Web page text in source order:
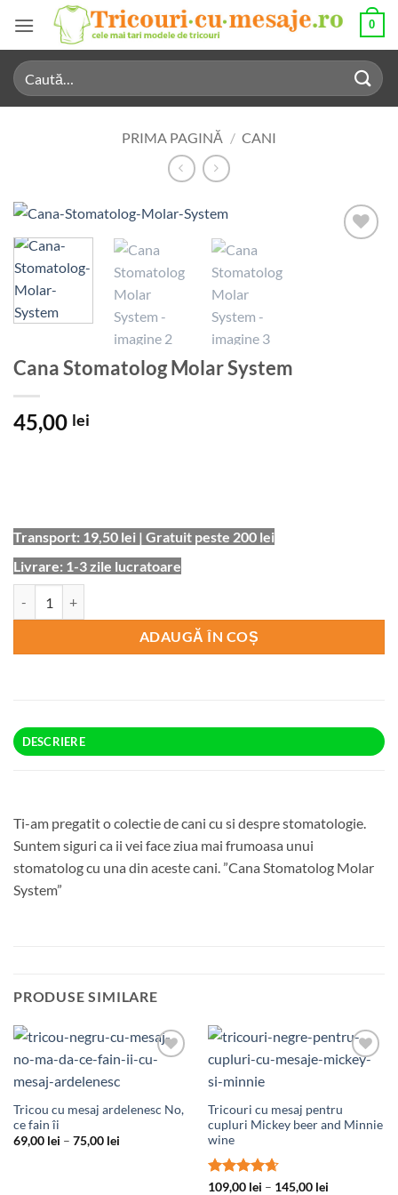
content
0
Caută
după:
PRIMA PAGINĂ / CANI
Cana Stomatolog Molar System
45,00 lei
Transport: 19,50 lei | Gratuit peste 200 lei
Livrare: 1-3 zile lucratoare
ADAUGĂ ÎN COȘ
DESCRIERE
Ti-am pregatit o colectie de cani cu si despre stomatologie.
Suntem siguri ca ii vei face ziua mai frumoasa unui
stomatolog cu una din aceste cani. ”Cana Stomatolog Molar
System”
PRODUSE SIMILARE
Tricou cu mesaj ardelenesc No,
ce fain îi
69,00 lei – 75,00 leiInterval
Add to
Tricouri cu mesaj pentru
cupluri Mickey beer and Minnie
wine
Evaluat la
109,00 lei – 145,00 leiInterval